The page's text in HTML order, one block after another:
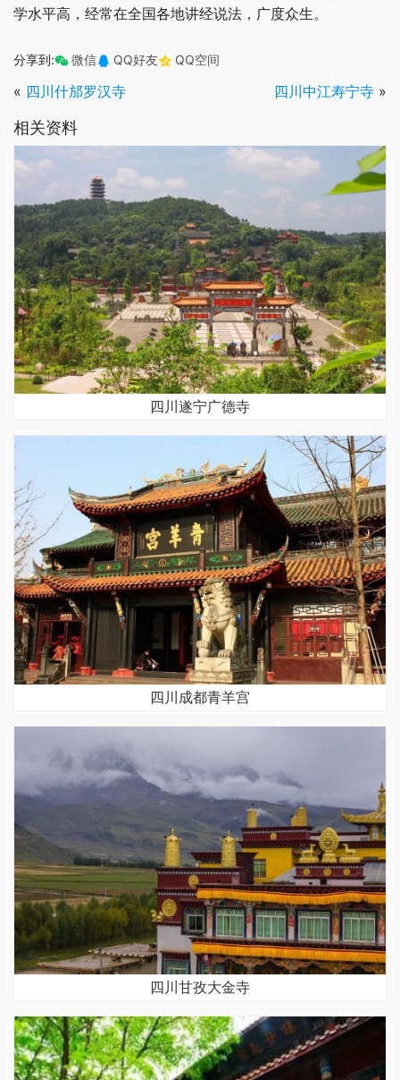
学水平高，经常在全国各地讲经说法，广度众生。
分享到: 微信 QQ好友 QQ空间
« 四川什邡罗汉寺 四川中江寿宁寺 »
相关资料
四川遂宁广德寺
四川成都青羊宫
四川甘孜大金寺